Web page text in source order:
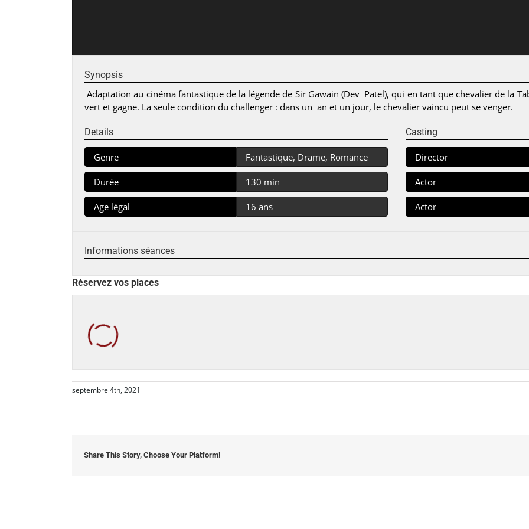
Synopsis
Adaptation au cinéma fantastique de la légende de Sir Gawain (Dev Patel), qui en tant que chevalier de la
vert et gagne. La seule condition du challenger : dans un an et un jour, le chevalier vaincu peut se venger.
Details
Genre Fantastique, Drame, Romance
Durée 130 min
Age légal 16 ans
Casting
Director
Actor
Actor
Informations séances
Réservez vos places
septembre 4th, 2021
Share This Story, Choose Your Platform!